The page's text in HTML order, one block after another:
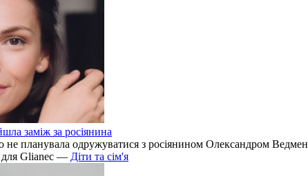
заміж за росіянина
не планувала одружуватися з росіянином Олександром
для Glianec — Діти та сім'я